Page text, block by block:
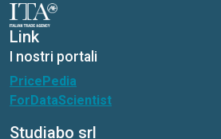
Link
I nostri portali
PricePedia
ForDataScientist
Studiabo srl